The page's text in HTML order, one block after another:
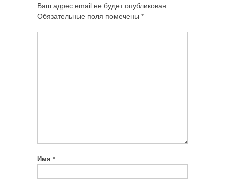
Ваш адрес email не будет опубликован.
Обязательные поля помечены *
Имя *